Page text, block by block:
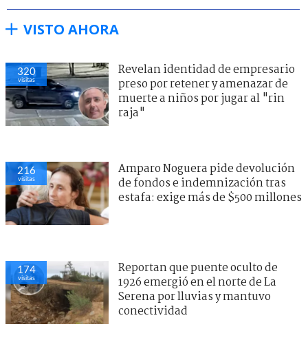
VISTO AHORA
320
visitas
Revelan identidad de empresario
preso por retener y amenazar de
muerte a niños por jugar al "rin
raja"
216
visitas
Amparo Noguera pide devolución
de fondos e indemnización tras
estafa: exige más de $500 millones
174
visitas
Reportan que puente oculto de
1926 emergió en el norte de La
Serena por lluvias y mantuvo
conectividad